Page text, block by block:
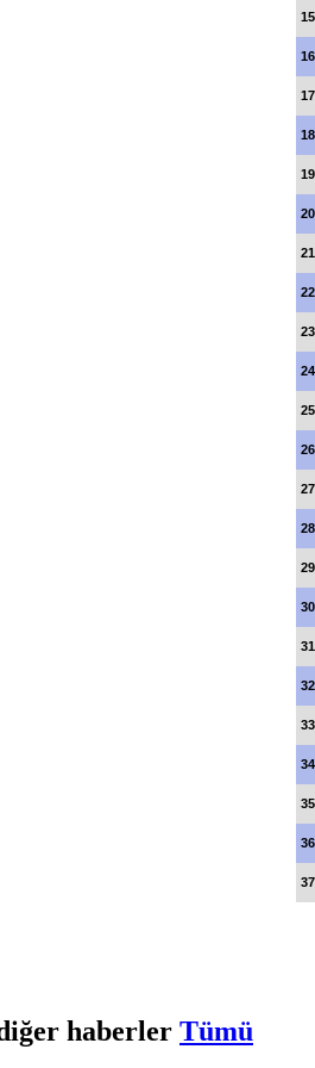
15
16
17
18
19
20
21
22
23
24
25
26
27
28
29
30
31
32
33
34
35
36
37
haberler Tümü